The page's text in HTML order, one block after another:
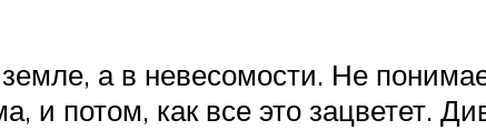
а в невесомости. Не
и потом, как все это зацветет.